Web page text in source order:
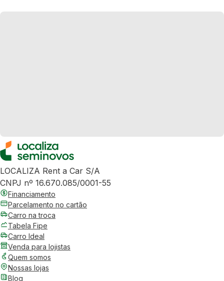
LOCALIZA Rent a Car S/A
CNPJ nº 16.670.085/0001-55
Financiamento
Parcelamento no cartão
Carro na troca
Tabela Fipe
Carro Ideal
Venda para lojistas
Quem somos
Nossas lojas
Blog